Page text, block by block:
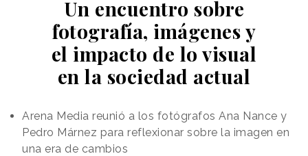
Un encuentro sobre
fotografía, imágenes y
el impacto de lo visual
en la sociedad actual
Arena Media reunió a los fotógrafos Ana Nance y
Pedro Márnez para reflexionar sobre la imagen en
una era de cambios